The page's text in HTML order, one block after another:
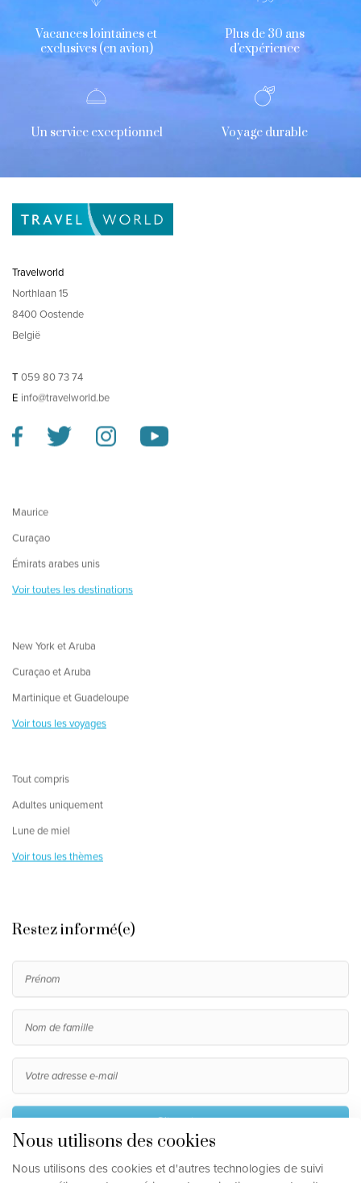
Nous utilisons des cookies
Nous utilisons des cookies et d'autres technologies de suivi
Vacances lointaines et
exclusives (en avion)
Plus de 30 ans
d'expérience
Un service exceptionnel Voyage durable
Travelworld
Northlaan 15
8400 Oostende
België
T 059 80 73 74
E info@travelworld.be
Maurice
Curaçao
Émirats arabes unis
Voir toutes les destinations
New York et Aruba
Curaçao et Aruba
Martinique et Guadeloupe
Voir tous les voyages
Tout compris
Adultes uniquement
Lune de miel
Voir tous les thèmes
Restez informé(e)
S'inscrire
En m'inscrivant, j'accepte le traitement de mes données